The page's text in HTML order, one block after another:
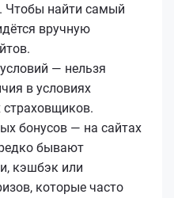
Чтобы найти самый
вручную
— нельзя
в условиях
страховщиков.
бонусов — на сайтах
бывают
кэшбэк или
которые часто